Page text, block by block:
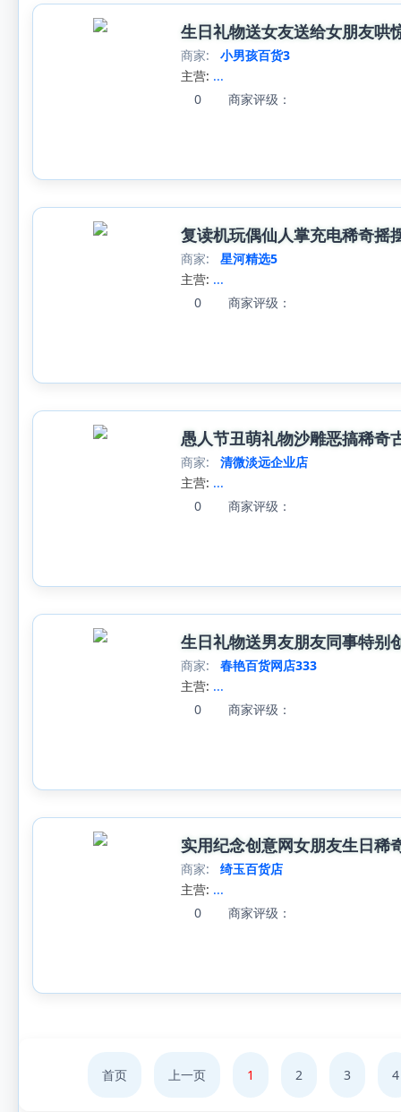
生日礼物送女友送给女朋友哄
商家:
小男孩百货3
主营: ...
0
商家评级：
复读机玩偶仙人掌充电稀奇摇
商家:
星河精选5
主营: ...
0
商家评级：
愚人节丑萌礼物沙雕恶搞稀奇
商家:
清微淡远企业店
主营: ...
0
商家评级：
生日礼物送男友朋友同事特别
商家:
春艳百货网店333
主营: ...
0
商家评级：
实用纪念创意网女朋友生日稀
商家:
绮玉百货店
主营: ...
0
商家评级：
首页 上一页 1 2 3 4